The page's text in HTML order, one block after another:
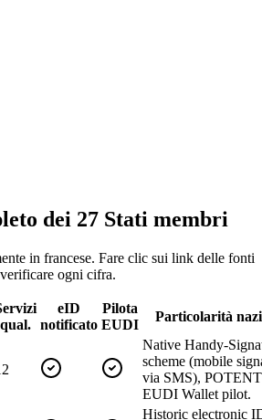
dei 27 Stati membri
in francese. Fare clic sui link delle fonti
ogni cifra.
qual.
eID
notificato
Pilota
EUDI
Particolarità
Native Handy-
scheme (mobile
via SMS),
EUDI Wallet pilot.
Historic electronic